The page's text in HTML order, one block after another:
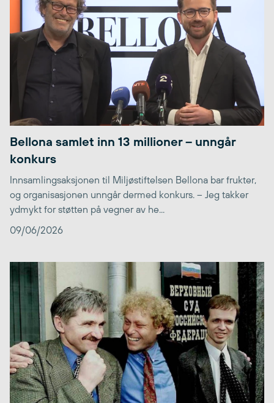
Bellona samlet inn 13 millioner – unngår
konkurs
Innsamlingsaksjonen til Miljøstiftelsen Bellona bar frukter,
og organisasjonen unngår dermed konkurs. – Jeg takker
ydmykt for støtten på vegner av he...
09/06/2026